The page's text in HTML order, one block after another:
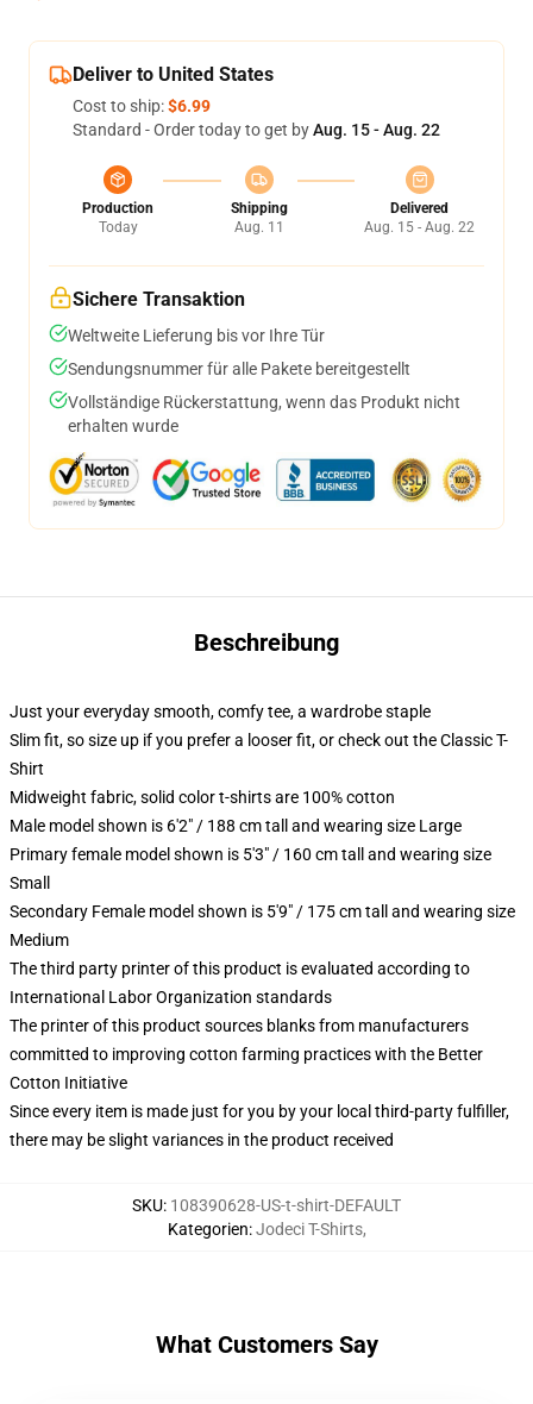
Deliver to United States
Cost to ship:$6.99
Standard - Order today to get byAug. 15 - Aug. 22
Production
Today
Shipping
Aug. 11
Delivered
Aug. 15 - Aug. 22
Sichere Transaktion
Weltweite Lieferung bis vor Ihre Tür
Sendungsnummer für alle Pakete bereitgestellt
Vollständige Rückerstattung, wenn das Produkt nicht
erhalten wurde
Beschreibung
Just your everyday smooth, comfy tee, a wardrobe staple
Slim fit, so size up if you prefer a looser fit, or check out the Classic T-
Shirt
Midweight fabric, solid color t-shirts are 100% cotton
Male model shown is 6'2" / 188 cm tall and wearing size Large
Primary female model shown is 5'3" / 160 cm tall and wearing size
Small
Secondary Female model shown is 5'9" / 175 cm tall and wearing size
Medium
The third party printer of this product is evaluated according to
International Labor Organization standards
The printer of this product sources blanks from manufacturers
committed to improving cotton farming practices with the Better
Cotton Initiative
Since every item is made just for you by your local third-party fulfiller,
there may be slight variances in the product received
SKU: 108390628-US-t-shirt-DEFAULT
Kategorien:Jodeci T-Shirts,
What Customers Say